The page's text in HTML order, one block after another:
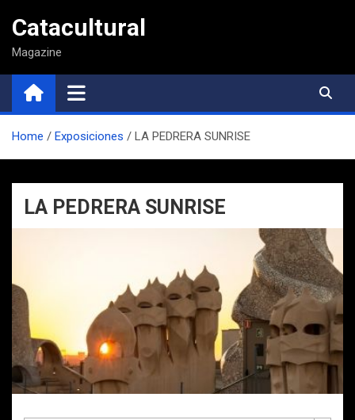
contenido
Catacultural
Magazine
Home Exposiciones LA PEDRERA SUNRISE
LA PEDRERA SUNRISE